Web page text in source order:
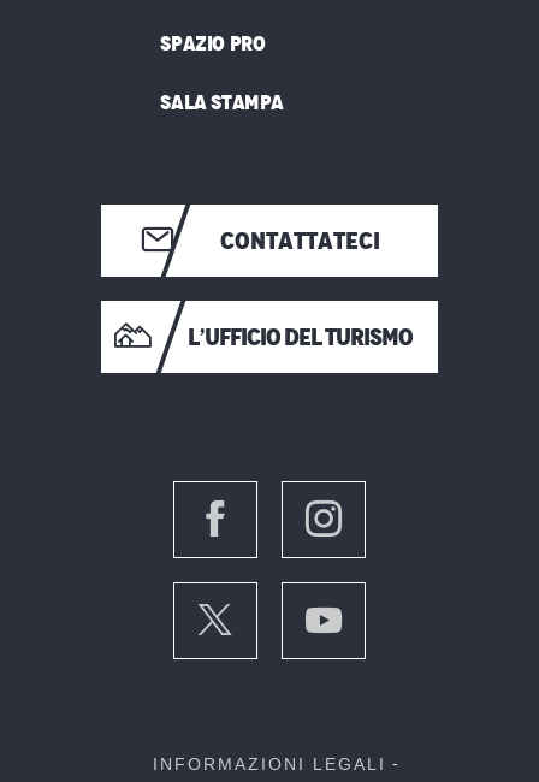
SPAZIO PRO
SALA STAMPA
CONTATTATECI
L’UFFICIO DEL TURISMO
INFORMAZIONI LEGALI